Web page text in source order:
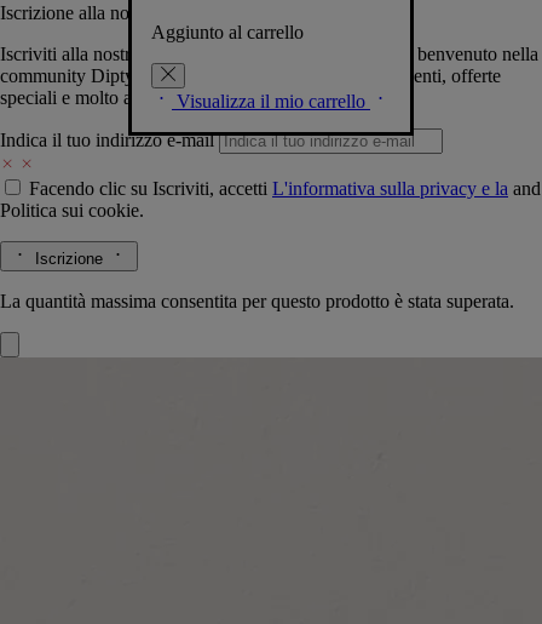
Aggiunto al carrello
Visualizza il mio carrello
Iscrizione alla nostra Newsletter
Iscriviti alla nostra newsletter per permetterci di darti il benvenuto nella
community Diptyque e tenerti al corrente su novità, eventi, offerte
speciali e molto altro.
Indica il tuo indirizzo e-mail
Facendo clic su Iscriviti, accetti L'informativa sulla privacy e la and
Politica sui cookie.
Iscrizione
La quantità massima consentita per questo prodotto è stata superata.